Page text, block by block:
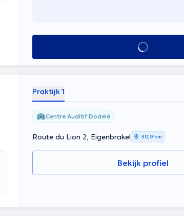
Alles zien
Praktijk 1
Centre Auditif Dodelé
Route du Lion 2, Eigenbrakel 30,9 km
Bekijk profiel